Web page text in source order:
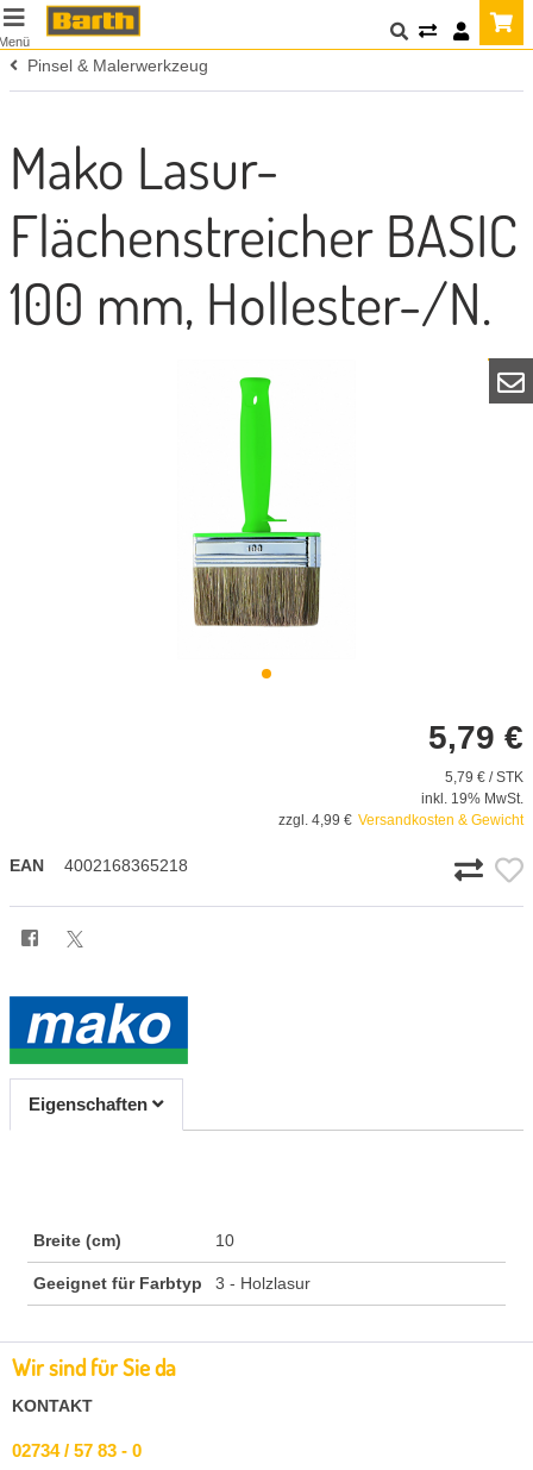
Pinsel & Malerwerkzeug
Mako Lasur-
Flächenstreicher BASIC
100 mm, Hollester-/N.
5,79 €
5,79 € / STK
inkl. 19% MwSt.
zzgl. 4,99 € Versandkosten & Gewicht
EAN 4002168365218
Eigenschaften
Breite (cm) 10
Geeignet für Farbtyp 3 - Holzlasur
Wir sind für Sie da
KONTAKT
02734 / 57 83 - 0